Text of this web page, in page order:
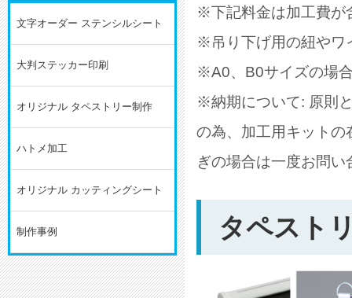
文字オーダー ステンシルシート
大判ステッカー印刷
オリジナル タペストリー制作
ハトメ加工
オリジナル カッティングシート
制作事例
※下記料金は加工費が
※吊り下げ用の紐やワ
※A0、B0サイズの場
※納期について: 原則
の為、加工用キット
ぎの場合は一度お問い
タペスト